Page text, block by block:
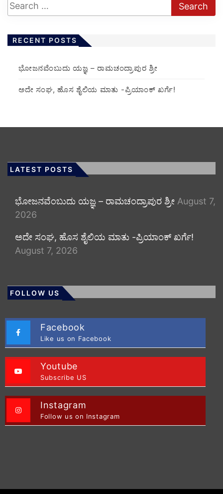
RECENT POSTS
ಭೋಜನವೆಂಬುದು ಯಜ್ಞ – ರಾಮಚಂದ್ರಾಪುರ ಶ್ರೀ
ಅದೇ ಸಂಘ, ಹೊಸ ಶೈಲಿಯ ಮಾತು -ಪ್ರಿಯಾಂಕ್ ಖರ್ಗೆ!
LATEST POSTS
ಭೋಜನವೆಂಬುದು ಯಜ್ಞ – ರಾಮಚಂದ್ರಾಪುರ ಶ್ರೀ August 7,
2026
ಅದೇ ಸಂಘ, ಹೊಸ ಶೈಲಿಯ ಮಾತು -ಪ್ರಿಯಾಂಕ್ ಖರ್ಗೆ!
August 7, 2026
FOLLOW US
Facebook
Like us on Facebook
Youtube
Subscribe US
Instagram
Follow us on Instagram